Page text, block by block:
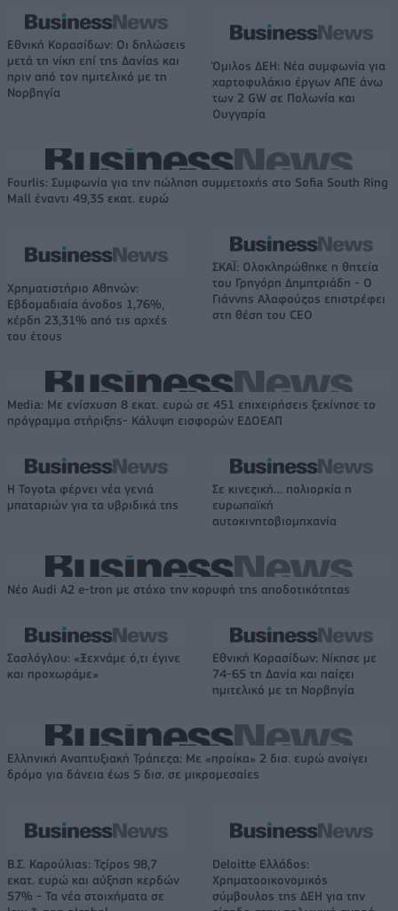
Εθνική Κορασίδων: Οι δηλώσεις
μετά τη νίκη επί της Δανίας και
πριν από τον ημιτελικό με τη
Νορβηγία
Όμιλος ΔΕΗ: Νέα συμφωνία για
χαρτοφυλάκιο έργων ΑΠΕ άνω
των 2 GW σε Πολωνία και
Ουγγαρία
Fourlis: Συμφωνία για την πώληση συμμετοχής στο Sofia South Ring
Mall έναντι 49,35 εκατ. ευρώ
Χρηματιστήριο Αθηνών:
Εβδομαδιαία άνοδος 1,76%,
κέρδη 23,31% από τις αρχές
του έτους
ΣΚΑΪ: Ολοκληρώθηκε η θητεία
του Γρηγόρη Δημητριάδη - Ο
Γιάννης Αλαφούζος επιστρέφει
στη θέση του CEO
Media: Με ενίσχυση 8 εκατ. ευρώ σε 451 επιχειρήσεις ξεκίνησε το
πρόγραμμα στήριξης- Κάλυψη εισφορών ΕΔΟΕΑΠ
Η Toyota φέρνει νέα γενιά
μπαταριών για τα υβριδικά της
Σε κινεζική… πολιορκία η
ευρωπαϊκή
αυτοκινητοβιομηχανία
Νέο Audi A2 e-tron με στόχο την κορυφή της αποδοτικότητας
Σασλόγλου: «Ξεχνάμε ό,τι έγινε
και προχωράμε»
Εθνική Κορασίδων: Νίκησε με
74-65 τη Δανία και παίζει
ημιτελικό με τη Νορβηγία
Ελληνική Αναπτυξιακή Τράπεζα: Με «προίκα» 2 δισ. ευρώ ανοίγει
δρόμο για δάνεια έως 5 δισ. σε μικρομεσαίες
Β.Σ. Καρούλιας: Τζίρος 98,7
εκατ. ευρώ και αύξηση κερδών
57% - Τα νέα στοιχήματα σε
Deloitte Ελλάδος:
Χρηματοοικονομικός
σύμβουλος της ΔΕΗ για την